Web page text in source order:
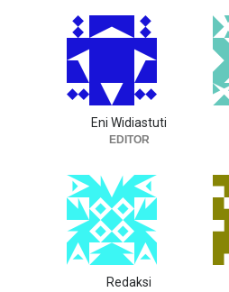
Eni Widiastuti
EDITOR
Redaksi